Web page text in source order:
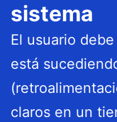
sistema
El usuario
está
claros en un